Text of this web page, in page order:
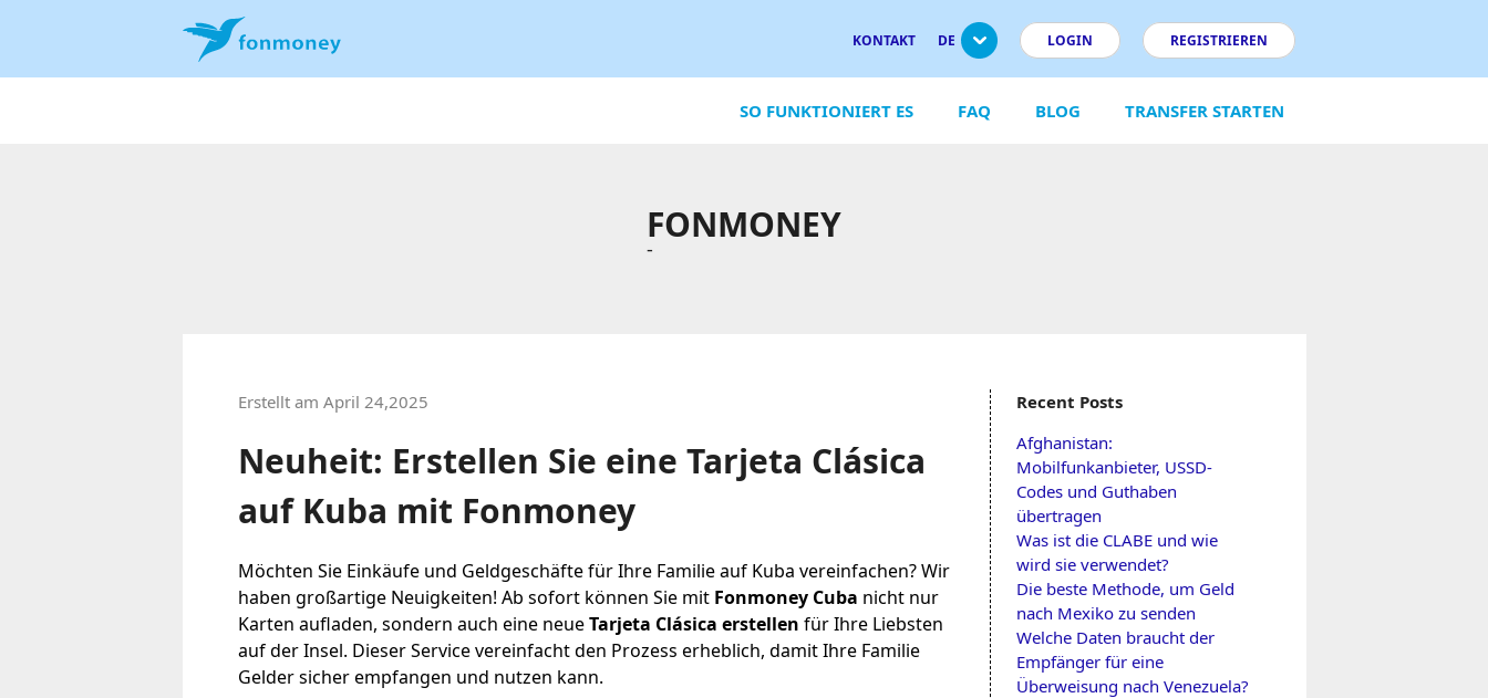
KONTAKT DE LOGIN REGISTRIEREN
SO FUNKTIONIERT ES FAQ BLOG TRANSFER STARTEN
FONMONEY
-
Erstellt am April 24,2025
Neuheit: Erstellen Sie eine Tarjeta Clásica
auf Kuba mit Fonmoney
Möchten Sie Einkäufe und Geldgeschäfte für Ihre Familie auf Kuba vereinfachen? Wir
haben großartige Neuigkeiten! Ab sofort können Sie mit Fonmoney Cuba nicht nur
Karten aufladen, sondern auch eine neueTarjeta Clásica erstellen für Ihre Liebsten
auf der Insel. Dieser Service vereinfacht den Prozess erheblich, damit Ihre Familie
Gelder sicher empfangen und nutzen kann.
Recent Posts
Afghanistan:
Mobilfunkanbieter, USSD-
Codes und Guthaben
übertragen
Was ist die CLABE und wie
wird sie verwendet?
Die beste Methode, um Geld
nach Mexiko zu senden
Welche Daten braucht der
Empfänger für eine
Überweisung nach Venezuela?